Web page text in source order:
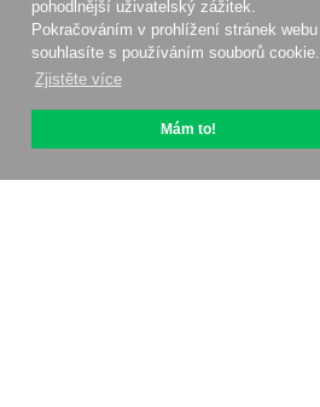
pohodlnější uživatelský zážitek.
Pokračováním v prohlížení stránek webu
souhlasíte s používáním souborů cookie.
Zjistěte více
Mám to!